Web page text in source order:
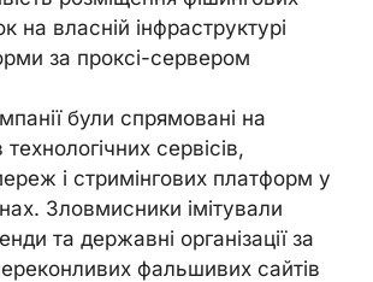
на власній інфраструктурі
за проксі-сервером
були спрямовані на
сервісів,
і стримінгових платформ у
Зловмисники імітували
та державні організації за
фальшивих сайтів